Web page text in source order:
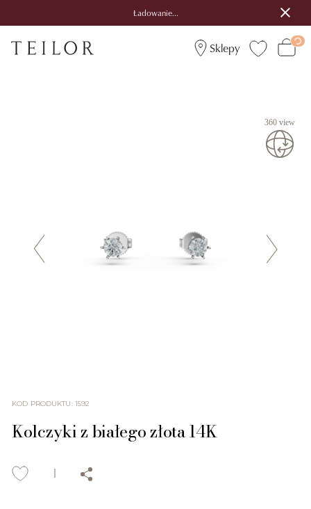
Ładowanie...
Sklepy
360 view
KOD PRODUKTU: 1592
Kolczyki z białego złota 14K